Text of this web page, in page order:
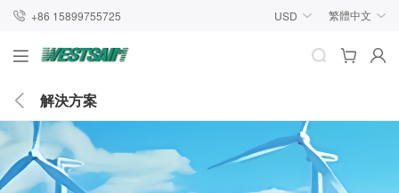
+86 15899755725 USD 繁體中文
解決方案